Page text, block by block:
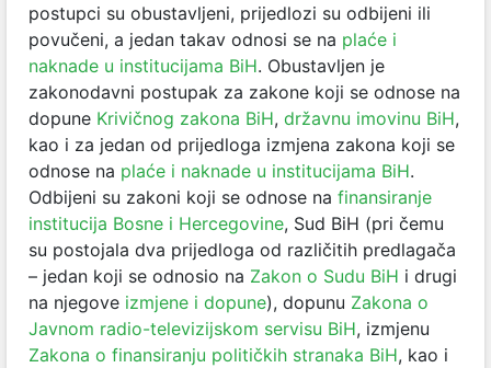
postupci su obustavljeni, prijedlozi su odbijeni ili
povučeni, a jedan takav odnosi se na plaće i
naknade u institucijama BiH. Obustavljen je
zakonodavni postupak za zakone koji se odnose na
dopune Krivičnog zakona BiH, državnu imovinu BiH,
kao i za jedan od prijedloga izmjena zakona koji se
odnose na plaće i naknade u institucijama BiH.
Odbijeni su zakoni koji se odnose na finansiranje
institucija Bosne i Hercegovine, Sud BiH (pri čemu
su postojala dva prijedloga od različitih predlagača
– jedan koji se odnosio na Zakon o Sudu BiH i drugi
na njegove izmjene i dopune), dopunu Zakona o
Javnom radio-televizijskom servisu BiH, izmjenu
Zakona o finansiranju političkih stranaka BiH, kao i